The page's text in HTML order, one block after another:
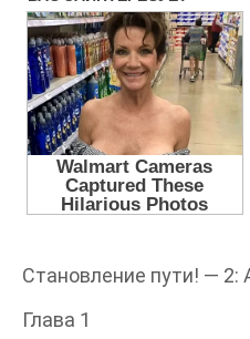
Становление пути! — 2:
Глава 1